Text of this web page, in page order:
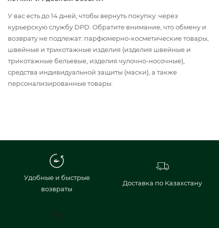
У вас есть до 14 дней, чтобы вернуть покупку: через
курьерскую службу DPD. Обратите внимание, что обмену и
возврату не подлежат: парфюмерно-косметические товары,
швейные и трикотажные изделия (изделия швейные и
трикотажные бельевые, изделия чулочно-носочные),
средства индивидуальной защиты (маски), а также
персонализированные товары.
Удобные и быстрые
возвраты
Доставка по Казахстану